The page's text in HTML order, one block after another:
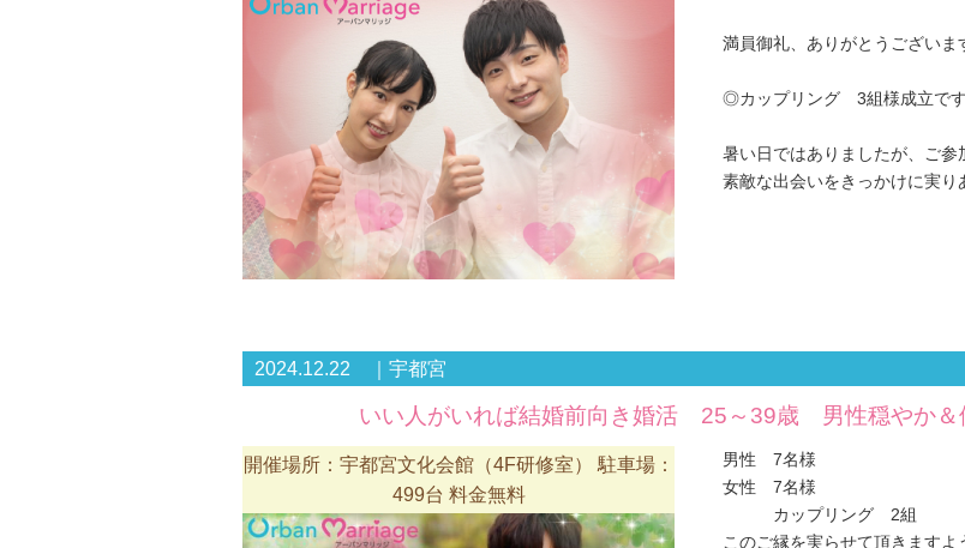
満員御礼、ありがとうございま
◎カップリング 3組様成立です
暑い日ではありましたが、ご参
素敵な出会いをきっかけに実
2024.12.22 ｜宇都宮
いい人がいれば結婚前向き婚活 25～39歳 男性穏やか＆
開催場所：宇都宮文化会館（4F研修室） 駐車場：
499台 料金無料
男性 7名様
女性 7名様
カップリング 2組
このご縁を実らせて頂きます